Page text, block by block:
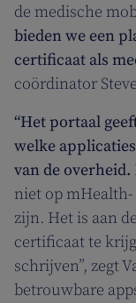
de medische
bieden we een
certificaat als
coördinator
“Het portaal
welke
van de overheid.
niet op
zijn. Het is aan
certificaat te
schrijven”, zegt
betrouwbare